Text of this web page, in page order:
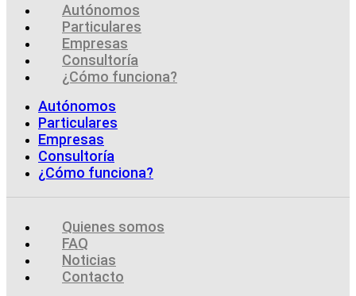
Autónomos
Particulares
Empresas
Consultoría
¿Cómo funciona?
Autónomos
Particulares
Empresas
Consultoría
¿Cómo funciona?
Quienes somos
FAQ
Noticias
Contacto